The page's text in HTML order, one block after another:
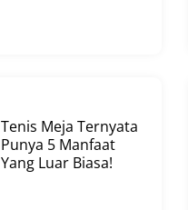
Tenis Meja Ternyata
Punya 5 Manfaat
Yang Luar Biasa!